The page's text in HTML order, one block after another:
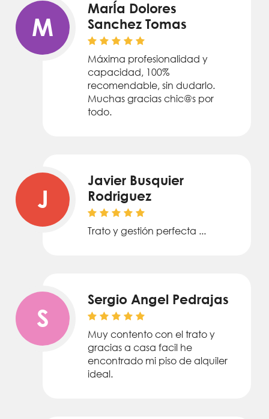
M
MarÍa Dolores
Sanchez Tomas
Máxima profesionalidad y
capacidad, 100%
recomendable, sin dudarlo.
Muchas gracias chic@s por
todo.
J
Javier Busquier
Rodriguez
Trato y gestión perfecta ...
S
Sergio Angel Pedrajas
Muy contento con el trato y
gracias a casa facil he
encontrado mi piso de alquiler
ideal.